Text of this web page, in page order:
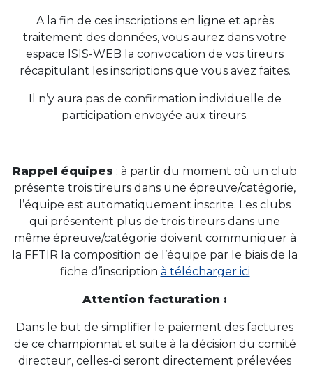
A la fin de ces inscriptions en ligne et après
traitement des données, vous aurez dans votre
espace ISIS-WEB la convocation de vos tireurs
récapitulant les inscriptions que vous avez faites.
Il n’y aura pas de confirmation individuelle de
participation envoyée aux tireurs.
Rappel équipes : à partir du moment où un club
présente trois tireurs dans une épreuve/catégorie,
l’équipe est automatiquement inscrite. Les clubs
qui présentent plus de trois tireurs dans une
même épreuve/catégorie doivent communiquer à
la FFTIR la composition de l’équipe par le biais de la
fiche d’inscription à télécharger ici
Attention facturation :
Dans le but de simplifier le paiement des factures
de ce championnat et suite à la décision du comité
directeur, celles-ci seront directement prélevées